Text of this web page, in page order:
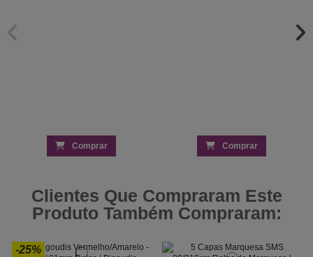
Comprar Comprar
Clientes Que Compraram Este
Produto Também Compraram:
-25%